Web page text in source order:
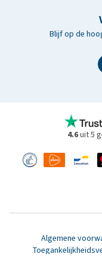
Blijf op de
4.6uit 5
Algemene